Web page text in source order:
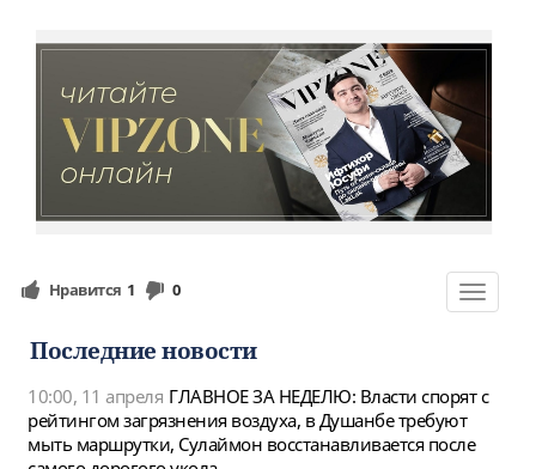
Toggle
Нравится 1 0
Последние новости
10:00, 11 апреля ГЛАВНОЕ ЗА НЕДЕЛЮ: Власти спорят с
рейтингом загрязнения воздуха, в Душанбе требуют
мыть маршрутки, Сулаймон восстанавливается после